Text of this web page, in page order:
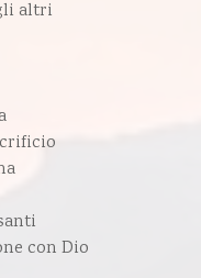
altri
con Dio